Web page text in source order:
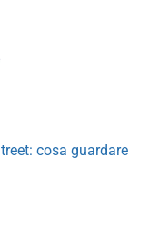
cosa guardare